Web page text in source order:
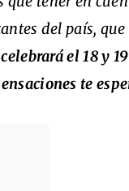
del país, que
el 18 y
te